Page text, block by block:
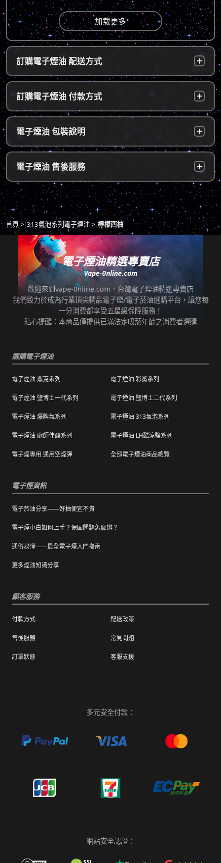
加载更多
訂購電子煙油 配送方式
台灣本島：
a. 黑貓宅配：訂單成立後，24小時內寄出，2
～5個工作天內可送達指定地址。
b. 7-11便利店：訂單成立後，24小時內寄出，
2～5個工作天內可送達指定便利店。（ 如遇休
延。遇異常出貨情況，將另外通知您）。
*提示1：線上支付成功並至便利店取貨者須核
對證件，取貨人必須是商品託運單上的收件
人，收件人請勿使用暱稱、假名以免無法順利
取貨。
*提示2：至便利店付款並取貨者，請確認您提
交訂單時的暱稱與包裹是否一致，順利付款後
即可取貨。
*提示3：使用超商到店未取貨者，或會影響
「超商取貨信用」而導致無法再次使用超商取
貨服務，請顧客及時前往取貨。
任何運輸配送方式皆有發生延誤之可能，我們
保證訂單成立後會在24小時內出貨，但無法保
證物流配送零機率延遲。
統更新時間，會有所出入）
海外運送：
海外顧客如需訂購，請聯絡客服中心協助海外
訂購電子煙油 付款方式
貨到付款：
使用貨到付款方式只需於配達貨物時，將訂單
款項以新台幣現金的方式繳款，即可完成付
款。
超商付款：
訂單送達門市後，會寄送簡訊通知取貨，請至
超商告知門市人員您訂購時所填寫的聯絡電話
後三碼，並付款取貨。
電子煙油 包裝說明
隱密包裝：
由於台灣法律政策原因，包裝上不會註明內容
物，謝謝理解。
電子煙油 售後服務
退換貨原則 包裹拆封請全程錄影，已確保雙方權益。
商品若有任何瑕疵問題，請拍照/錄影並聯絡本
站客服，以利於退/換貨保固處理。
七天鑑賞期內有任何非人為問題，可免費退/換
貨。超過七天鑑賞期後若要退/換全新未拆封非
瑕疵商品，將收取總金額的20%服務費，並需
自行承擔來回運費。
本站所有商品在運送途中均有可能因為壓力改
變而造成滲漏問題，如發現滲漏，請拍照/錄影
並聯絡客服進行免費退換。有其他疑慮請聯絡
客服。
裝上黏貼紙張或書寫文字。
購買之商品若符合促銷活動（ 如滿減、免運等
本站商品屬於食品類，基於安全衛生考量，除
有非人為造成的破壞、損毀或不完整的商品瑕
首頁 313氣泡系列電子煙油 檸檬西柚
電子煙油精選專賣店
Vape-0nline.com
歡迎來到vape-0nline.com，台灣電子煙油精選專賣店
我們致力於成為行業頂尖精品電子煙/電子菸油選購平台，讓您每
一分消費都享受五星級保障服務！
貼心提醒：本商品僅提供已滿法定吸菸年齡之消費者選購
選購電子煙油
電子煙油 鯊克系列 電子煙油 彩鯊系列
電子煙油 鹽博士一代系列 電子煙油 鹽博士二代系列
電子煙油 爆脾氣系列 電子煙油 313氣泡系列
電子煙油 廚師佳釀系列 電子煙油 LH酷涼鹽系列
電子煙專用 通用空煙彈 全部電子煙油商品總覽
電子煙資訊
電子菸油分享——好抽便宜不貴
電子煙小白如何上手？保固問題怎麼辦？
通俗易懂——最全電子煙入門指南
更多煙油知識分享
顧客服務
付款方式 配送政策
售後服務 常見問題
訂單狀態 客服支援
多元安全付款：
網站安全認證：